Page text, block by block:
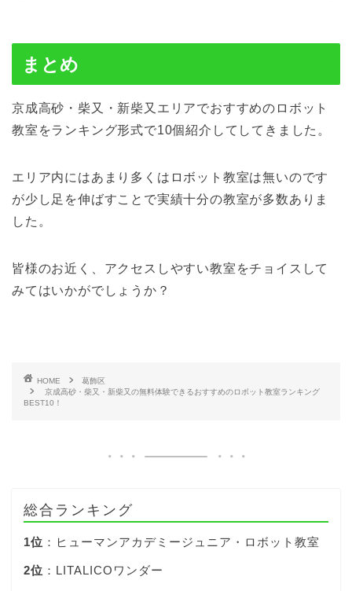
まとめ
京成高砂・柴又・新柴又エリアでおすすめのロボット
教室をランキング形式で10個紹介してしてきました。
エリア内にはあまり多くはロボット教室は無いのです
が少し足を伸ばすことで実績十分の教室が多数ありま
した。
皆様のお近く、アクセスしやすい教室をチョイスして
みてはいかがでしょうか？
HOME
葛飾区
京成高砂・柴又・新柴又の無料体験できるおすすめのロボット教室ランキング
BEST10！
総合ランキング
1位 ：ヒューマンアカデミージュニア・ロボット教室
2位 ：LITALICOワンダー